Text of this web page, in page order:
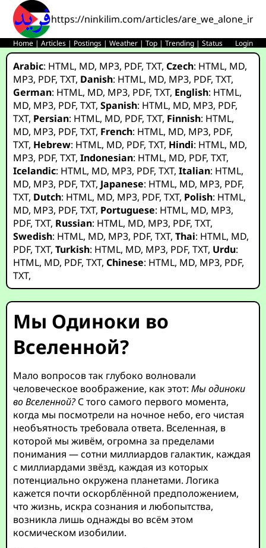
https://ninkilim.com/articles/
Home |Articles | Postings |Weather |Top |Trending |Status Login
Arabic: HTML, MD, MP3, PDF,TXT,Czech: HTML, MD,
MP3, PDF,TXT, Danish: HTML, MD, MP3, PDF,TXT,
German: HTML, MD, MP3, PDF,TXT, English: HTML,
MD, MP3, PDF,TXT,Spanish: HTML, MD, MP3, PDF,
TXT, Persian: HTML, MD, PDF,TXT, Finnish: HTML,
MD, MP3, PDF,TXT, French: HTML, MD, MP3, PDF,
TXT, Hebrew: HTML, MD, PDF,TXT, Hindi: HTML, MD,
MP3, PDF,TXT,Indonesian: HTML, MD, PDF,TXT,
Icelandic: HTML, MD, MP3, PDF,TXT,Italian: HTML,
MD, MP3, PDF,TXT, Japanese: HTML, MD, MP3, PDF,
TXT, Dutch: HTML, MD, MP3, PDF,TXT, Polish: HTML,
MD, MP3, PDF,TXT, Portuguese: HTML, MD, MP3,
PDF,TXT, Russian: HTML, MD, MP3, PDF,TXT,
Swedish: HTML, MD, MP3, PDF,TXT,Thai: HTML, MD,
PDF,TXT,Turkish: HTML, MD, MP3, PDF,TXT, Urdu:
HTML, MD, PDF,TXT,Chinese: HTML, MD, MP3, PDF,
TXT,
Мы Одиноки во
Вселенной?
Мало вопросов так глубоко волновали
человеческое воображение, как этот:Мы одиноки
во Вселенной?С того самого первого момента,
когда мы посмотрели на ночное небо, его чистая
необъятность требовала ответа. Вселенная, в
которой мы живём, огромна за пределами
понимания — сотни миллиардов галактик, каждая
с миллиардами звёзд, каждая из которых
потенциально окружена планетами. Логика
кажется почти оскорблённой предположением,
что жизнь, искра сознания и любопытства,
возникла лишь однажды во всём этом
космическом изобилии.